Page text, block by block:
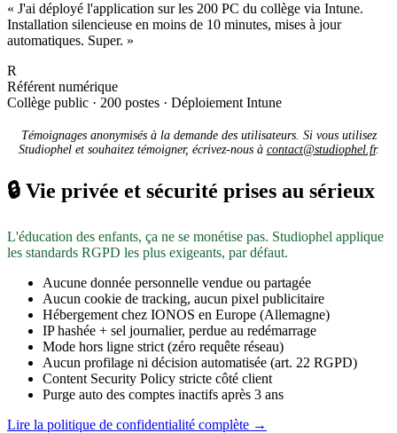
« J'ai déployé l'application sur les 200 PC du collège via Intune.
Installation silencieuse en moins de 10 minutes, mises à jour
automatiques. Super. »
R
Référent numérique
Collège public · 200 postes · Déploiement Intune
Témoignages anonymisés à la demande des utilisateurs. Si vous utilisez
Studiophel et souhaitez témoigner, écrivez-nous à contact@studiophel.fr.
🔒 Vie privée et sécurité prises au sérieux
L'éducation des enfants, ça ne se monétise pas. Studiophel applique
les standards RGPD les plus exigeants, par défaut.
Aucune donnée personnelle vendue ou partagée
Aucun cookie de tracking, aucun pixel publicitaire
Hébergement chez IONOS en Europe (Allemagne)
IP hashée + sel journalier, perdue au redémarrage
Mode hors ligne strict (zéro requête réseau)
Aucun profilage ni décision automatisée (art. 22 RGPD)
Content Security Policy stricte côté client
Purge auto des comptes inactifs après 3 ans
Lire la politique de confidentialité complète →